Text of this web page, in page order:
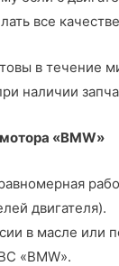
все
в течение
наличии
«BMW»
двигателя).
в масле или
«BMW».